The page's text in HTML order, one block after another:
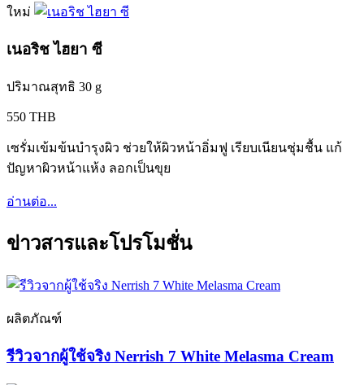
ใหม่
เนอริช ไฮยา ซี
ปริมาณสุทธิ 30 g
550 THB
เซรั่มเข้มข้นบำรุงผิว ช่วยให้ผิวหน้าอิ่มฟู เรียบเนียนชุ่มชื้น แก้
ปัญหาผิวหน้าแห้ง ลอกเป็นขุย
อ่านต่อ...
ข่าวสารและโปรโมชั่น
ผลิตภัณฑ์
รีวิวจากผู้ใช้จริง Nerrish 7 White Melasma Cream